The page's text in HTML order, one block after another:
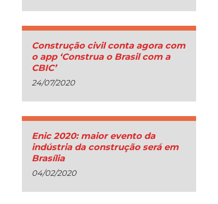
Construção civil conta agora com
o app ‘Construa o Brasil com a
CBIC’
24/07/2020
Enic 2020: maior evento da
indústria da construção será em
Brasília
04/02/2020